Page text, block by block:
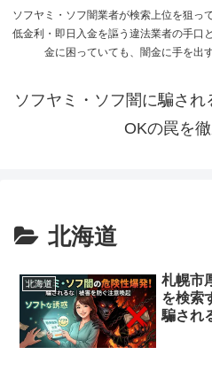
ソフヤミ・ソフ闇業者が検索上位を狙っ
低金利・即日入金を謳う違法業者の手口
金に困っていても、闇金に手を出
ソフヤミ・ソフ闇に騙さ
OKの罠を
北海道
北海道
札幌市
を検索
騙され